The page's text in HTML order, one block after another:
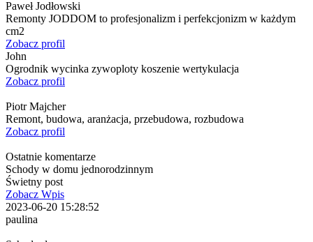
Paweł Jodłowski
Remonty JODDOM to profesjonalizm i perfekcjonizm w każdym
cm2
Zobacz profil
John
Ogrodnik wycinka zywoploty koszenie wertykulacja
Zobacz profil
Piotr Majcher
Remont, budowa, aranżacja, przebudowa, rozbudowa
Zobacz profil
Ostatnie komentarze
Schody w domu jednorodzinnym
Świetny post
Zobacz Wpis
2023-06-20 15:28:52
paulina